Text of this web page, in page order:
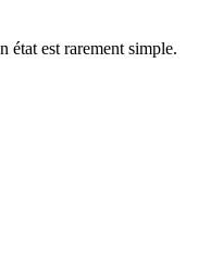
état est rarement simple.